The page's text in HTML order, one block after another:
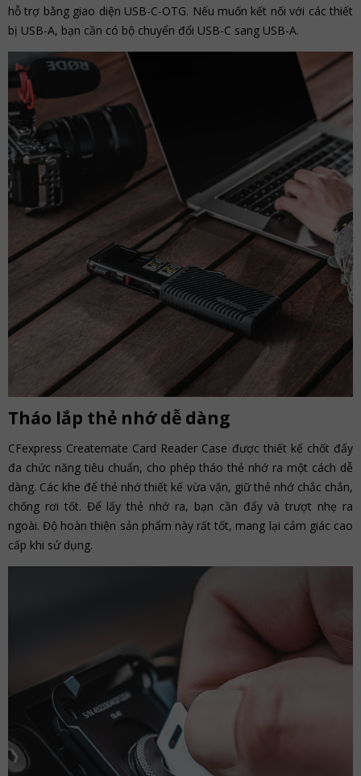
hỗ trợ bằng giao diện USB-C-OTG. Nếu muốn kết nối với các thiết
bị USB-A, bạn cần có bộ chuyển đổi USB-C sang USB-A.
Tháo lắp thẻ nhớ dễ dàng
CFexpress Createmate Card Reader Case được thiết kế chốt đẩy
đa chức năng tiêu chuẩn, cho phép tháo thẻ nhớ ra một cách dễ
dàng. Các khe để thẻ nhớ thiết kế vừa vặn, giữ thẻ nhớ chắc chắn,
chống rơi tốt. Để lấy thẻ nhớ ra, bạn cần đẩy và trượt nhẹ ra
ngoài. Độ hoàn thiện sản phẩm này rất tốt, mang lại cảm giác cao
cấp khi sử dụng.